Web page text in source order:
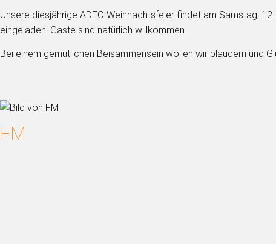
Unsere diesjährige ADFC-Weihnachtsfeier findet am Samstag,
eingeladen. Gäste sind natürlich willkommen.
Bei einem gemütlichen Beisammensein wollen wir plaudern und
FM